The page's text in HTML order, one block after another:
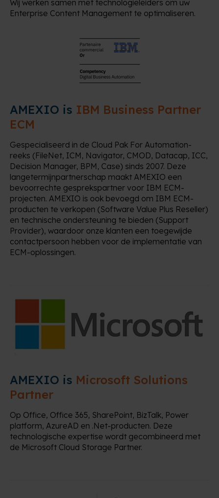
Wij werken samen met technologieleiders om uw
Enterprise Content Management te optimaliseren.
AMEXIO is IBM Business Partner
ECM
Gespecialiseerd in de Cloud Pak For Automation-
reeks (FileNet, ICM, Navigator, CMOD, Datacap, ICC,
Decision Manager, BPM, Case) sinds 2007. Deze
langetermijnpartnerschap maakt AMEXIO een
bevoorrechte gesprekspartner voor IBM ECM-
projecten. AMEXIO is ook bevoegd om IBM ECM-
producten te verkopen (Software Value Plus Reseller)
en technische ondersteuning te bieden (Support
Provider), waardoor onze klanten een toegewijde
contactpersoon hebben voor de implementatie van
ECM-oplossingen.
AMEXIO is Microsoft Solutions
Partner
Op Office, Office 365, SharePoint, BizTalk, Power
platform, AzureAD en .Net-producten. Deze
technologische expertise wordt gecombineerd met
de Microsoft Cloud Storage Partner.